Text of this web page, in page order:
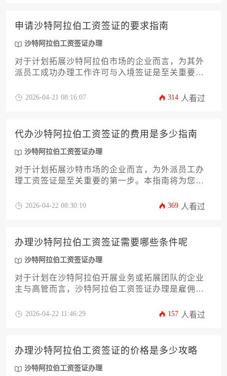
签证申请、到入境后手续的完整流程，并结合不同
企业规模与雇佣场景，提供实用的成本优化策略与
风险规避建议，助力企业高效、合规地完成海外人
申请沙特阿拉伯工资签证的要求指南
沙特阿拉伯工资签证办理
对于计划拓展沙特阿拉伯市场的企业而言，为其外
派员工成功办理工作许可与入境签证是至关重要的
拉伯工资签证办理”要求指南。内容涵盖从资质审
提供实用对策，旨在协助企业主与高管高效、稳妥
地完成此项关键涉外人事事务，为业务落地扫清障
碍。
2026-04-21 08:16:07 314 人看过
代办沙特阿拉伯工资签证的费用是多少指南
沙特阿拉伯工资签证办理
对于计划拓展沙特市场的企业而言，为外派员工办
理工资签证是至关重要的第一步。本指南将为您系
成，涵盖政府规费、服务代理费、文件处理成本及
率价值，从而做出明智的决策，确保外派工作顺利
启动。
2026-04-22 08:30:10 369 人看过
办理沙特阿拉伯工资签证需要哪些条件呢
沙特阿拉伯工资签证办理
对于计划在沙特阿拉伯开展业务或拓展团队的企业
主与高管而言，沙特阿拉伯工资签证办理是雇佣外
证所需满足的核心条件，涵盖从雇主资质、雇员资
且具备高度实操性的指导方案，帮助您高效、顺利
地完成签证申请，确保海外用人计划的合法性与稳
定性。
2026-04-22 11:46:29 157 人看过
办理沙特阿拉伯工资签证的价格是多少攻略
沙特阿拉伯工资签证办理